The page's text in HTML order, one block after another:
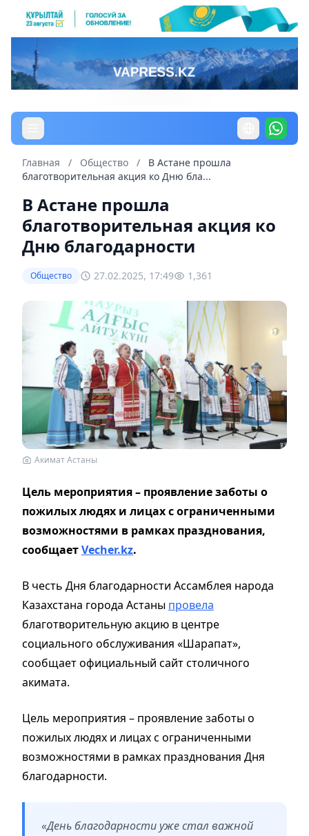
Главная / Общество /
В Астане прошла
благотворительная акция ко Дню бла...
В Астане прошла
благотворительная акция ко
Дню благодарности
Общество 27.02.2025, 17:49 1,361
Акимат Астаны
Цель мероприятия – проявление заботы о
пожилых людях и лицах с ограниченными
возможностями в рамках празднования,
сообщаетVecher.kz.
В честь Дня благодарности Ассамблея народа
Казахстана города Астаны провела
благотворительную акцию в центре
социального обслуживания «Шарапат»,
сообщает официальный сайт столичного
акимата.
Цель мероприятия – проявление заботы о
пожилых людях и лицах с ограниченными
возможностями в рамках празднования Дня
благодарности.
«День благодарности уже стал важной